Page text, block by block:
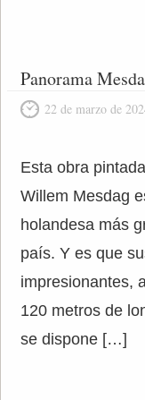
Panorama
22 de marzo de
Esta obra
Willem Mesdag
holandesa más
país. Y es que
impresionantes,
120 metros de
se dispone […]